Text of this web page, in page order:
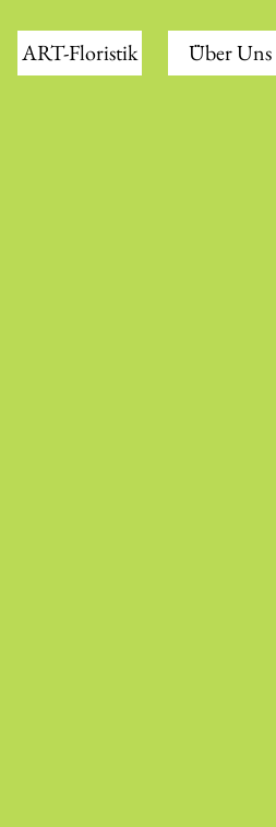
ART-Floristik Über Uns